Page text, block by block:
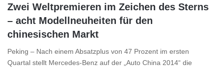
Zwei Weltpremieren im Zeichen des Sterns
– acht Modellneuheiten für den
chinesischen Markt
Peking – Nach einem Absatzplus von 47 Prozent im ersten
Quartal stellt Mercedes-Benz auf der „Auto China 2014“ die